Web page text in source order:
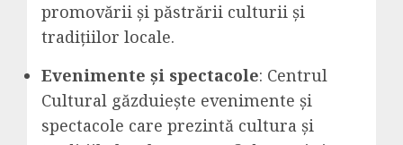
promovării și păstrării culturii și
tradițiilor locale.
Evenimente și spectacole: Centrul
Cultural găzduiește evenimente și
spectacole care prezintă cultura și